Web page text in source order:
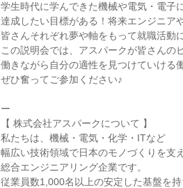
学生時代に学んできた機械や電気・電子
達成したい目標がある！将来エンジニア
皆さんそれぞれ夢や軸をもって就職活動
この説明会では、アスパークが皆さんの
働きながら自分の適性を見つけていける
ぜひ奮ってご参加ください♪
ー
【 株式会社アスパークについて 】
私たちは、機械・電気・化学・ITなど
幅広い技術領域で日本のモノづくりを支
総合エンジニアリング企業です。
従業員数1,000名以上の安定した基盤を持